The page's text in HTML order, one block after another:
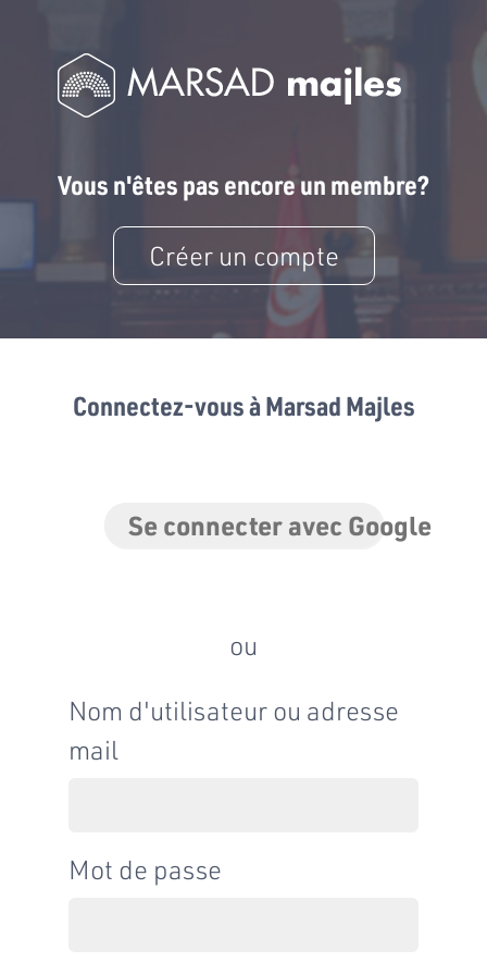
Vous n'êtes pas encore un membre?
Créer un compte
Connectez-vous à Marsad Majles
Se connecter avec Google
ou
Nom d'utilisateur ou adresse
mail
Mot de passe